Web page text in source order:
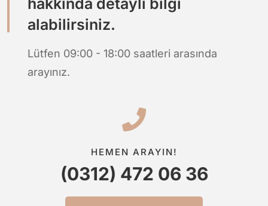
alabilirsiniz.
Lütfen 09:00 - 18:00 saatleri arasında
arayınız.
HEMEN ARAYIN!
(0312) 472 06 36